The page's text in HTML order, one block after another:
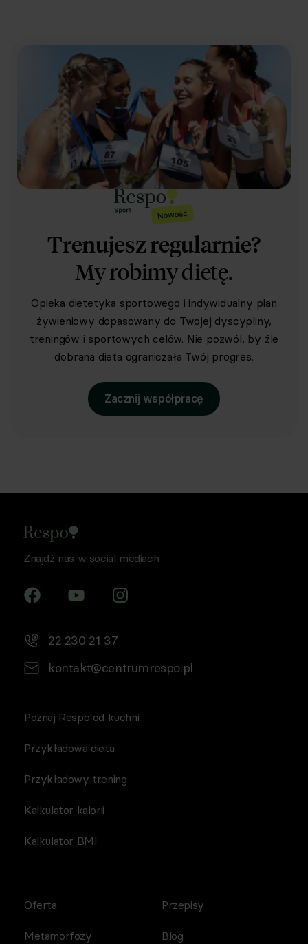
Trenujesz regularnie?
My robimy dietę.
Opieka dietetyka sportowego i indywidualny plan
żywieniowy dopasowany do Twojej dyscypliny,
treningów i sportowych celów. Nie pozwól, by źle
dobrana dieta ograniczała Twój progres.
Zacznij współpracę
Znajdź nas w social mediach
22 230 21 37
kontakt@centrumrespo.pl
Poznaj Respo od kuchni
Przykładowa dieta
Przykładowy trening
Kalkulator kalorii
Kalkulator BMI
Oferta
Metamorfozy
Przepisy
Blog